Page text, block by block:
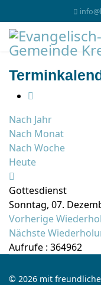
Nach Jahr
Nach Monat
Nach Woche
Heute
Gottesdienst
Sonntag, 07.
Vorherige
Nächste
Aufrufe : 364962
© 2026 mit